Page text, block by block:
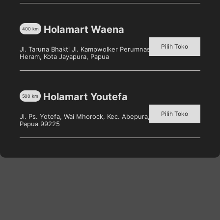
produk dalam satu situs untuk memenuhi semua kebutuhan
konsumen
Metode Pembayaran
Holamart Waena
400 km
Jl. Taruna Bhakti Jl. Kampwolker Perumnas 3, Waena, Kec.
Heram, Kota Jayapura, Papua
Pilih Toko
Holamart Youtefa
500 km
Jl. Ps. Yotefa, Wai Mhorock, Kec. Abepura, Kota Jayapura,
Papua 99225
Pilih Toko